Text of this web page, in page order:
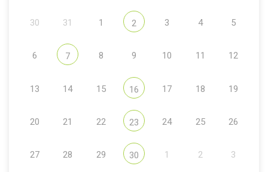
30 31 1 2 3 4 5
6 7 8 9 10 11 12
13 14 15 16 17 18 19
20 21 22 23 24 25 26
27 28 29 30 1 2 3